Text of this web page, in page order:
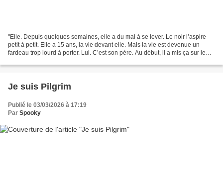
"Elle. Depuis quelques semaines, elle a du mal à se lever. Le noir l’aspire
petit à petit. Elle a 15 ans, la vie devant elle. Mais la vie est devenue un
fardeau trop lourd à porter. Lui. C’est son père. Au début, il a mis ça sur le
Je suis Pilgrim
Publié le 03/03/2026 à 17:19
Par Spooky